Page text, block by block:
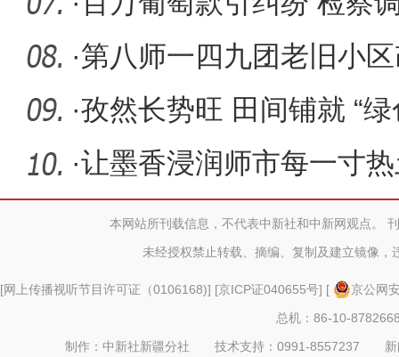
·第八师一四九团老旧小
·孜然长势旺 田间铺就 “绿
·让墨香浸润师市每一寸
本网站所刊载信息，不代表中新社和中新网观点。
未经授权禁止转载、摘编、复制及建立镜像，
[网上传播视听节目许可证（0106168)] [京ICP证040655号] [
京公网
总机：86-10-
制作：中新社新疆分社 技术支持：0991-8557237